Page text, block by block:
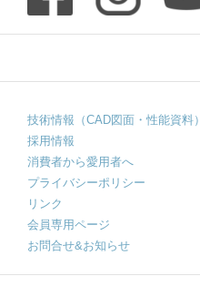
技術情報（CAD図面・性能資料）
採用情報
消費者から愛用者へ
プライバシーポリシー
リンク
会員専用ページ
お問合せ&お知らせ